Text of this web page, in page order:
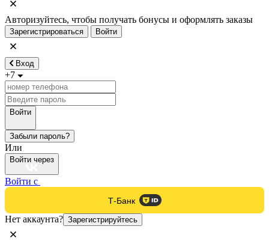
Авторизуйтесь, чтобы получать бонусы и оформлять заказы
Зарегистрироваться Войти
Вход
+7
Войти
Забыли пароль?
Или
Войти через
Войти с
Т-Банк
Нет аккаунта? Зарегистрируйтесь